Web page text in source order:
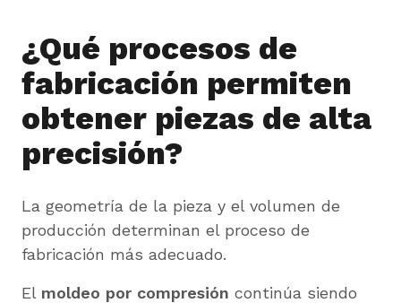
¿Qué procesos de
fabricación permiten
obtener piezas de alta
precisión?
La geometría de la pieza y el volumen de
producción determinan el proceso de
fabricación más adecuado.
El moldeo por compresión continúa siendo